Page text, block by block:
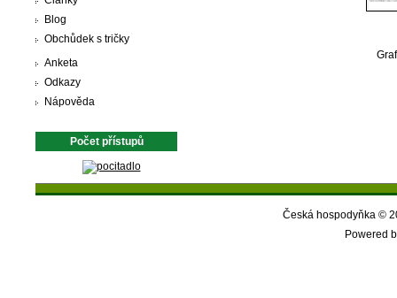
Blog
Obchůdek s tričky
Anketa
Odkazy
Nápověda
Počet přístupů
Česká hospodyňka ©
Powered